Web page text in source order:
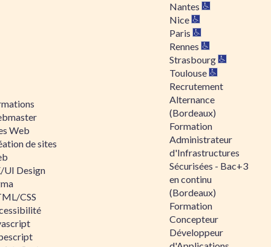
Web
de sites
UI Design
CSS
Nantes
Nice
Paris
Rennes
Strasbourg
Toulouse
Recrutement
Alternance
(Bordeaux)
Formation
Administrateur
d'Infrastructures
Sécurisées - Bac+3
en continu
(Bordeaux)
Formation
Concepteur
Développeur